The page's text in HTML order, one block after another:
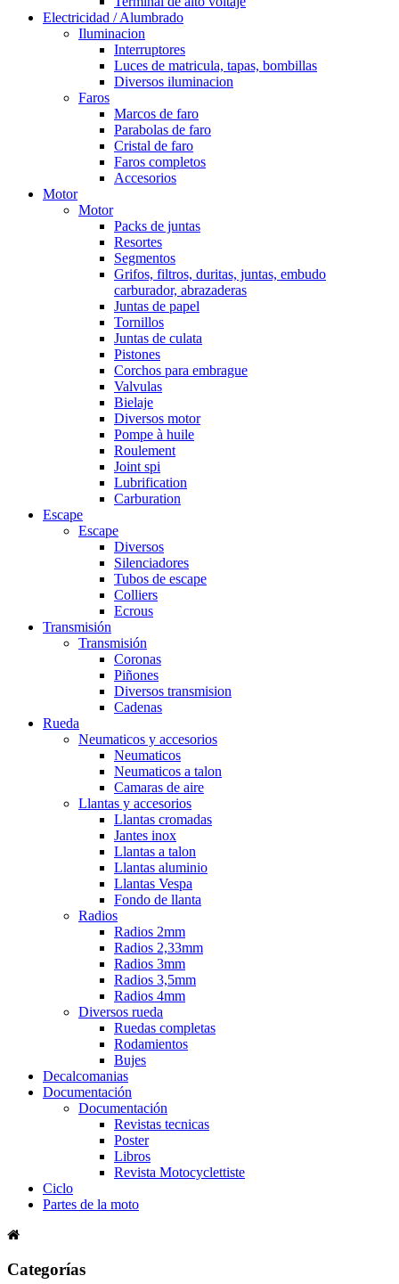
Electricidad / Alumbrado
Iluminacion
Interruptores
Luces de matricula, tapas, bombillas
Diversos iluminacion
Faros
Marcos de faro
Parabolas de faro
Cristal de faro
Faros completos
Accesorios
Motor
Motor
Packs de juntas
Resortes
Segmentos
Grifos, filtros, duritas, juntas, embudo
carburador, abrazaderas
Juntas de papel
Tornillos
Juntas de culata
Pistones
Corchos para embrague
Valvulas
Bielaje
Diversos motor
Pompe à huile
Roulement
Joint spi
Lubrification
Carburation
Escape
Escape
Diversos
Silenciadores
Tubos de escape
Colliers
Ecrous
Transmisión
Transmisión
Coronas
Piñones
Diversos transmision
Cadenas
Rueda
Neumaticos y accesorios
Neumaticos
Neumaticos a talon
Camaras de aire
Llantas y accesorios
Llantas cromadas
Jantes inox
Llantas a talon
Llantas aluminio
Llantas Vespa
Fondo de llanta
Radios
Radios 2mm
Radios 2,33mm
Radios 3mm
Radios 3,5mm
Radios 4mm
Diversos rueda
Ruedas completas
Rodamientos
Bujes
Decalcomanias
Documentación
Documentación
Revistas tecnicas
Poster
Libros
Revista Motocyclettiste
Ciclo
Partes de la moto
Categorías